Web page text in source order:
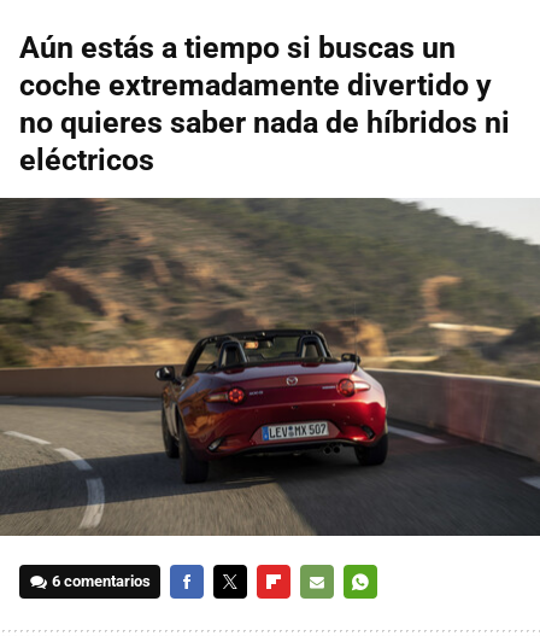
Aún estás a tiempo si buscas un
coche extremadamente divertido y
no quieres saber nada de híbridos ni
eléctricos
6 comentarios